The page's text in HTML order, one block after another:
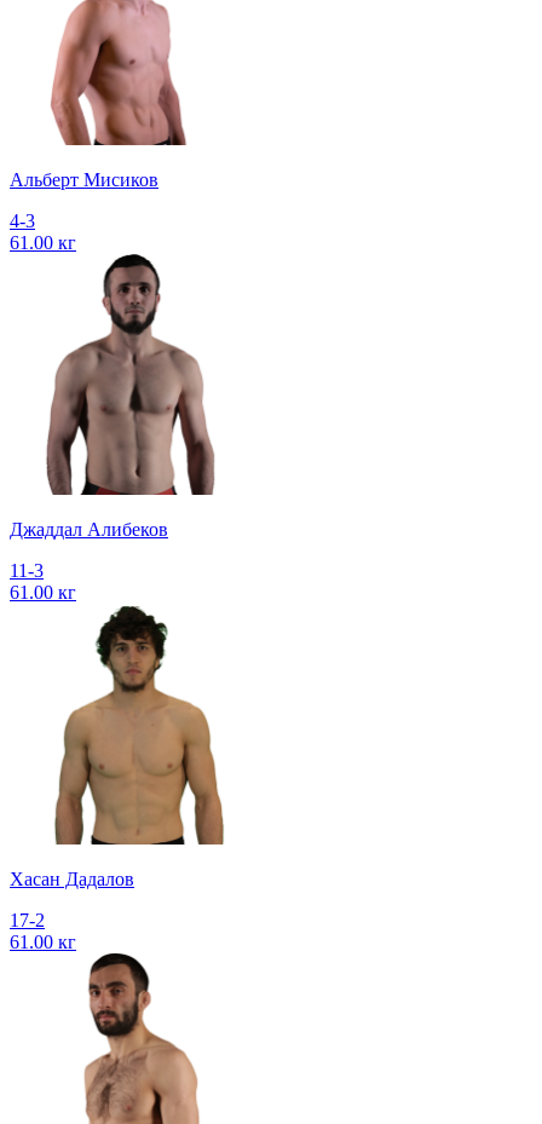
Альберт Мисиков
4-3
61.00 кг
Джаддал Алибеков
11-3
61.00 кг
Хасан Дадалов
17-2
61.00 кг